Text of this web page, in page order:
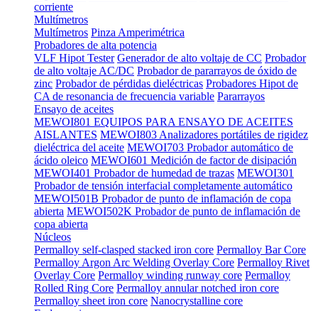
corriente
Multímetros
Multímetros Pinza Amperimétrica
Probadores de alta potencia
VLF Hipot Tester Generador de alto voltaje de CC Probador
de alto voltaje AC/DC Probador de pararrayos de óxido de
zinc Probador de pérdidas dieléctricas Probadores Hipot de
CA de resonancia de frecuencia variable Pararrayos
Ensayo de aceites
MEWOI801 EQUIPOS PARA ENSAYO DE ACEITES
AISLANTES MEWOI803 Analizadores portátiles de rigidez
dieléctrica del aceite MEWOI703 Probador automático de
ácido oleico MEWOI601 Medición de factor de disipación
MEWOI401 Probador de humedad de trazas MEWOI301
Probador de tensión interfacial completamente automático
MEWOI501B Probador de punto de inflamación de copa
abierta MEWOI502K Probador de punto de inflamación de
copa abierta
Núcleos
Permalloy self-clasped stacked iron core Permalloy Bar Core
Permalloy Argon Arc Welding Overlay Core Permalloy Rivet
Overlay Core Permalloy winding runway core Permalloy
Rolled Ring Core Permalloy annular notched iron core
Permalloy sheet iron core Nanocrystalline core